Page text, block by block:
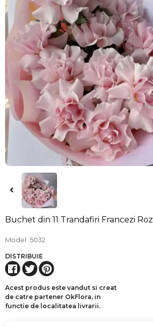
Buchet din 11 Trandafiri Francezi Roz
Model 5032
DISTRIBUIE
Acest produs este vandut si creat
de catre partener OkFlora, in
functie de localitatea livrarii.